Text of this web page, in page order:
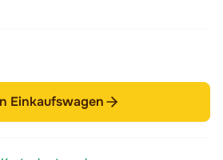
Einkaufswagen